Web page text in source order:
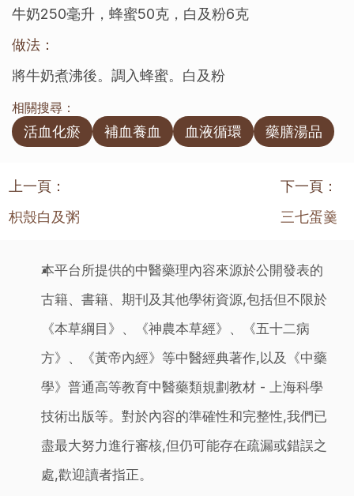
牛奶250毫升，蜂蜜50克，白及粉6克
做法：
將牛奶煮沸後。調入蜂蜜。白及粉
相關搜尋：
活血化瘀 補血養血 血液循環 藥膳湯品
上一頁：
枳殼白及粥
下一頁：
三七蛋羹
本平台所提供的中醫藥理內容來源於公開發表的
古籍、書籍、期刊及其他學術資源,包括但不限於
《本草綱目》、《神農本草經》、《五十二病
方》、《黃帝內經》等中醫經典著作,以及《中藥
學》普通高等教育中醫藥類規劃教材 - 上海科學
技術出版等。對於內容的準確性和完整性,我們已
盡最大努力進行審核,但仍可能存在疏漏或錯誤之
處,歡迎讀者指正。